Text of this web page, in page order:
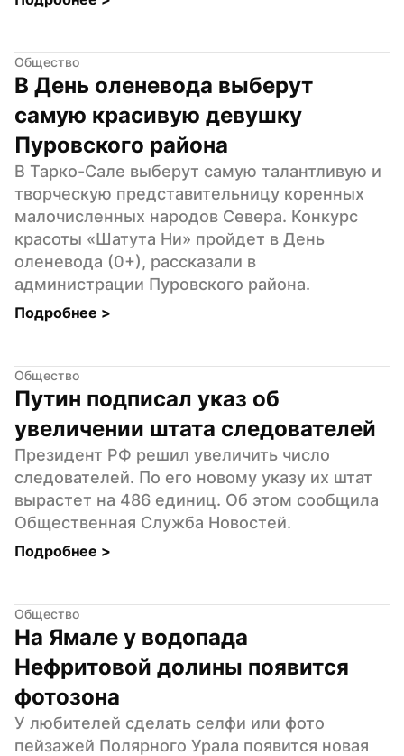
Общество
В День оленевода выберут
самую красивую девушку
Пуровского района
В Тарко-Сале выберут самую талантливую и
творческую представительницу коренных
малочисленных народов Севера. Конкурс
красоты «Шатута Ни» пройдет в День
оленевода (0+), рассказали в
администрации Пуровского района.
Подробнее >
Общество
Путин подписал указ об
увеличении штата следователей
Президент РФ решил увеличить число
следователей. По его новому указу их штат
вырастет на 486 единиц. Об этом сообщила
Общественная Служба Новостей.
Подробнее >
Общество
На Ямале у водопада
Нефритовой долины появится
фотозона
У любителей сделать селфи или фото
пейзажей Полярного Урала появится новая